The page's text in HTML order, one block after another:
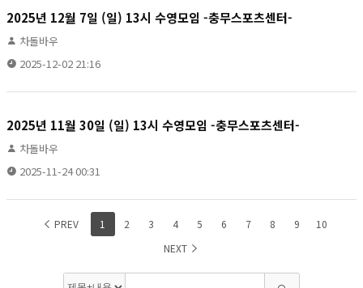
2025년 12월 7일 (일) 13시 수영모임 -충무스포츠센터-
차돌바우
2025-12-02 21:16
2025년 11월 30일 (일) 13시 수영모임 -충무스포츠센터-
차돌바우
2025-11-24 00:31
PREV 1 2 3 4 5 6 7 8 9
10
NEXT